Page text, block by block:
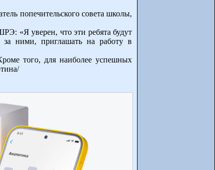
попечительского совета школы,
«Я уверен, что эти ребята будут
за ними, приглашать на работу в
того, для наиболее успешных